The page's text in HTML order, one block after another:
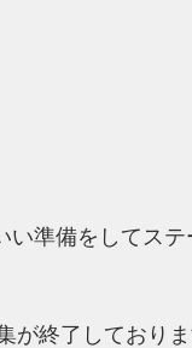
準備をしてステ
終了しておりま